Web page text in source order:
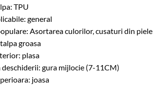
TPU
general
Asortarea culorilor, cusaturi din piele
groasa
plasa
deschiderii: gura mijlocie (7-11CM)
joasa